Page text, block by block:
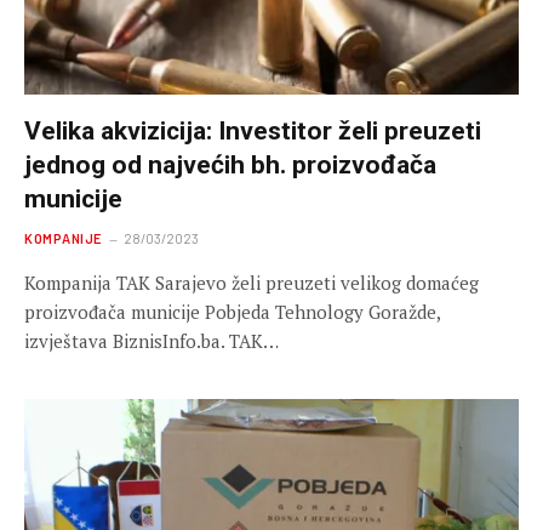
Velika akvizicija: Investitor želi preuzeti
jednog od najvećih bh. proizvođača
municije
KOMPANIJE 28/03/2023
Kompanija TAK Sarajevo želi preuzeti velikog domaćeg
proizvođača municije Pobjeda Tehnology Goražde,
izvještava BiznisInfo.ba. TAK…